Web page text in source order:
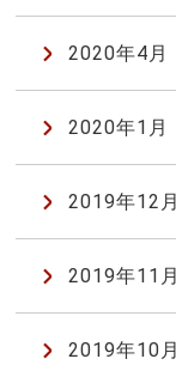
2020年4月
2020年1月
2019年12月
2019年11月
2019年10月